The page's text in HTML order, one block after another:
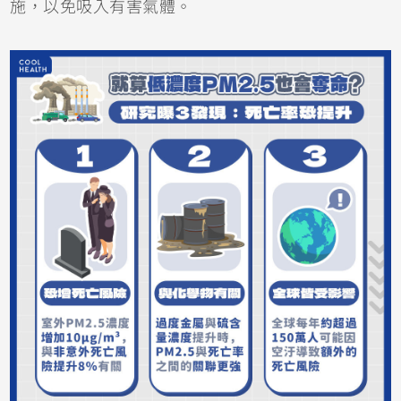
施，以免吸入有害氣體。